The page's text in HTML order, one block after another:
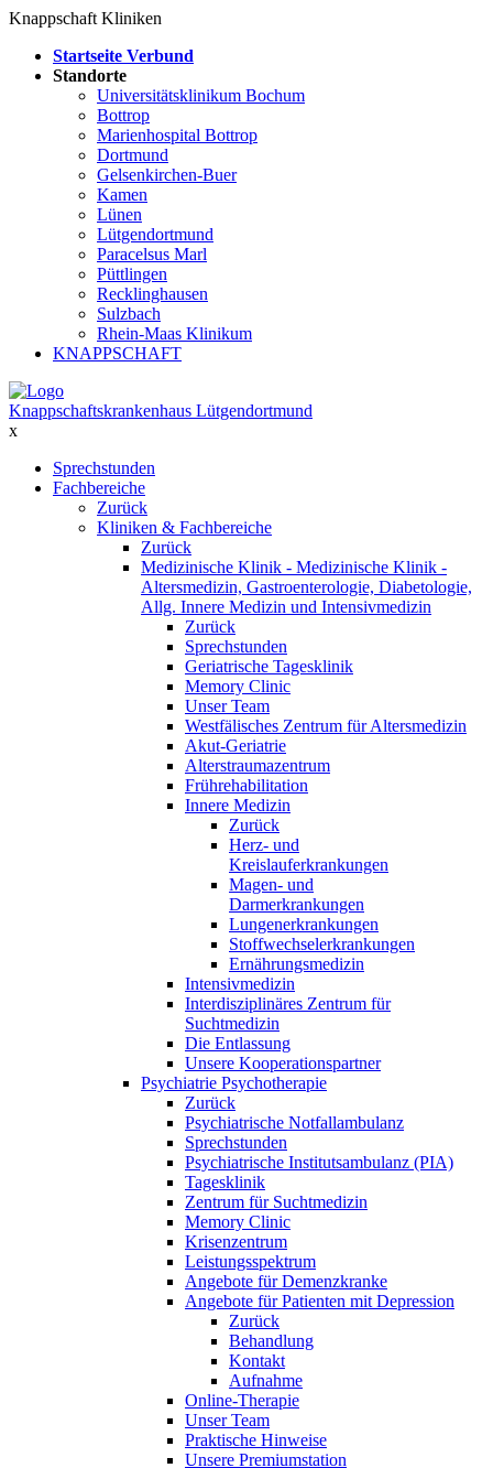
Knappschaft Kliniken
Startseite Verbund
Standorte
Universitätsklinikum Bochum
Bottrop
Marienhospital Bottrop
Dortmund
Gelsenkirchen-Buer
Kamen
Lünen
Lütgendortmund
Paracelsus Marl
Püttlingen
Recklinghausen
Sulzbach
Rhein-Maas Klinikum
KNAPPSCHAFT
Knappschaftskrankenhaus Lütgendortmund
x
Sprechstunden
Fachbereiche
Zurück
Kliniken & Fachbereiche
Zurück
Medizinische Klinik - Medizinische Klinik -
Altersmedizin, Gastroenterologie, Diabetologie,
Allg. Innere Medizin und Intensivmedizin
Zurück
Sprechstunden
Geriatrische Tagesklinik
Memory Clinic
Unser Team
Westfälisches Zentrum für Altersmedizin
Akut-Geriatrie
Alterstraumazentrum
Frührehabilitation
Innere Medizin
Zurück
Herz- und
Kreislauferkrankungen
Magen- und
Darmerkrankungen
Lungenerkrankungen
Stoffwechselerkrankungen
Ernährungsmedizin
Intensivmedizin
Interdisziplinäres Zentrum für
Suchtmedizin
Die Entlassung
Unsere Kooperationspartner
Psychiatrie Psychotherapie
Zurück
Psychiatrische Notfallambulanz
Sprechstunden
Psychiatrische Institutsambulanz (PIA)
Tagesklinik
Zentrum für Suchtmedizin
Memory Clinic
Krisenzentrum
Leistungsspektrum
Angebote für Demenzkranke
Angebote für Patienten mit Depression
Zurück
Behandlung
Kontakt
Aufnahme
Online-Therapie
Unser Team
Praktische Hinweise
Unsere Premiumstation